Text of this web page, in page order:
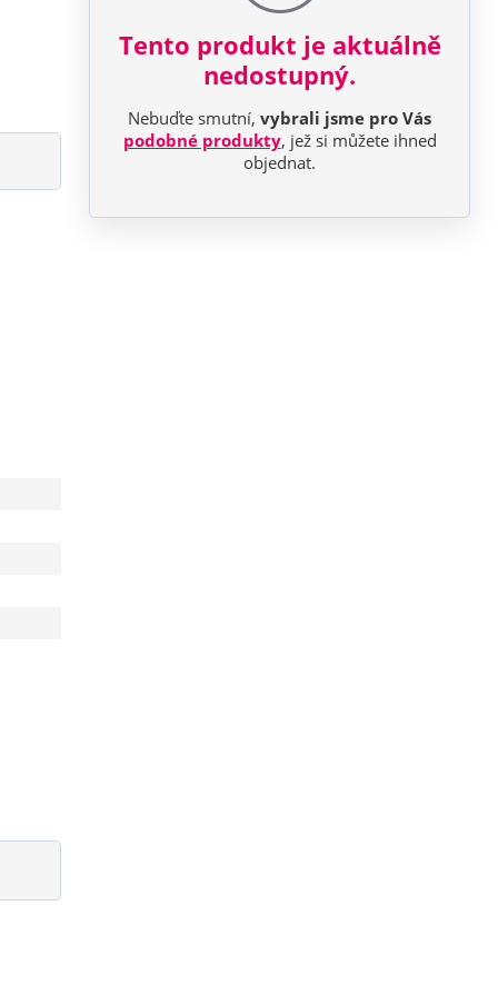
Tento produkt je aktuálně
nedostupný.
Nebuďte smutní,vybrali jsme pro Vás
podobné produkty, jež si můžete ihned
objednat.